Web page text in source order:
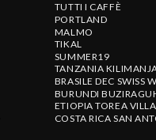
TUTTI I CAFFÈ
PORTLAND
MALMO
TIKAL
SUMMER19
TANZANIA
BRASILE DEC SWISS
BURUNDI
ETIOPIA TOREA
COSTA RICA SAN